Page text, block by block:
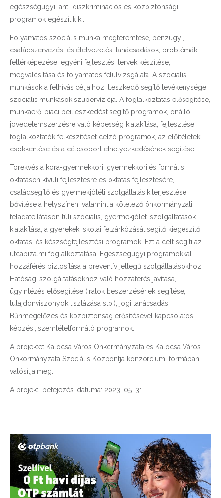
egészségügyi, anti-diszkriminációs és közbiztonsági
programok egészítik ki.
Folyamatos szociális munka megteremtése, pénzügyi,
családszervezési és életvezetési tanácsadások, problémák
feltérképezése, egyéni fejlesztési tervek készítése,
megvalósítása és folyamatos felülvizsgálata. A szociális
munkások a felhívás céljaihoz illeszkedő segítő tevékenysége,
szociális munkások szupervíziója. A foglalkoztatás elősegítése,
munkaerő-piaci beilleszkedést segítő programok, önálló
jövedelemszerzésre való képesség kialakítása, fejlesztése,
foglalkoztatók felkészítését célzó programok, az előítéletek
csökkentése és a célcsoport elhelyezkedésének segítése.
Törekvés a kora-gyermekkori, gyermekkori és formális
oktatáson kívüli fejlesztésre és oktatás fejlesztésére,
családsegítő és gyermekjóléti szolgáltatás kiterjesztése,
bővítése a helyszínen, valamint a kötelező önkormányzati
feladatellátáson túli szociális, gyermekjóléti szolgáltatások
kialakítása, a gyerekek iskolai felzárkózását segítő kiegészítő
oktatási és készségfejlesztési programok. Ezt a célt segíti az
utcabizalmi foglalkoztatása. Egészségügyi programokkal
hozzáférés biztosítása a preventív jellegű szolgáltatásokhoz.
Hatósági szolgáltatásokhoz való hozzáférés javítása,
ügyintézés elősegítése (iratok beszerzésének segítése,
tulajdonviszonyok tisztázása stb.), jogi tanácsadás.
Bűnmegelőzés és közbiztonság erősítésével kapcsolatos
képzési, szemléletformáló programok.
A projektet Kalocsa Város Önkormányzata és Kalocsa Város
Önkormányzata Szociális Központja konzorciumi formában
valósítja meg.
A projekt befejezési dátuma: 2023. 05. 31.